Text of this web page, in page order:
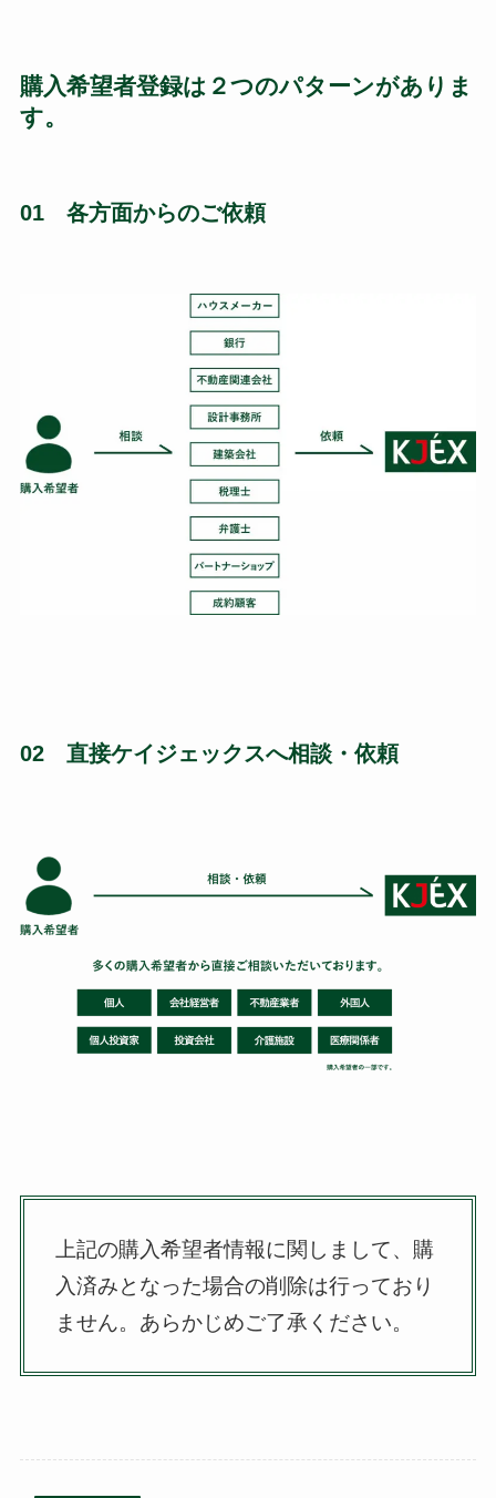
購入希望者登録は２つのパターンがありま
す。
01 各方面からのご依頼
02 直接ケイジェックスへ相談・依頼
上記の購入希望者情報に関しまして、購
入済みとなった場合の削除は行っており
ません。 あらかじめご了承ください。